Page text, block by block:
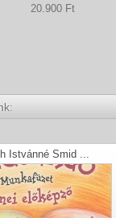
20.900 Ft
Istvánné Smid ...